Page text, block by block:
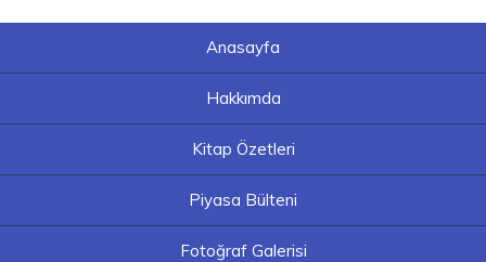
Anasayfa
Hakkımda
Kitap Özetleri
Piyasa Bülteni
Fotoğraf Galerisi